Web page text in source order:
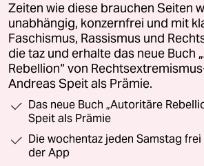
Zeiten wie diese brauchen Seiten
unabhängig, konzernfrei und mit
Faschismus, Rassismus und
die taz und erhalte das neue Buch
Rebellion“ von
Andreas Speit als Prämie.
Das neue Buch „Autoritäre
Speit als Prämie
Die wochentaz jeden Samstag
der App